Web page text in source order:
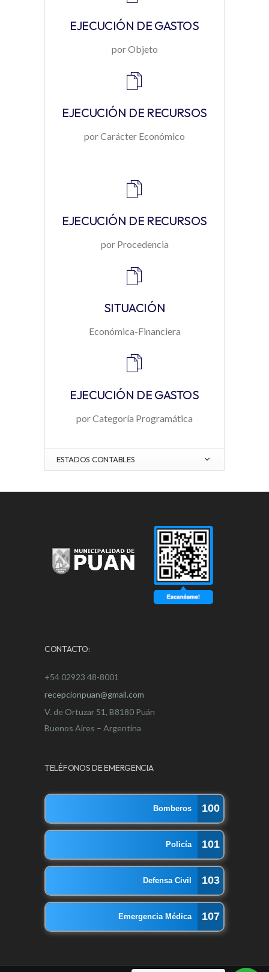
EJECUCIÓN DE GASTOS
por Objeto
EJECUCIÓN DE RECURSOS
por Carácter Económico
EJECUCIÓN DE RECURSOS
por Procedencia
SITUACIÓN
Económica-Financiera
EJECUCIÓN DE GASTOS
por Categoría Programática
ESTADOS CONTABLES
CONTACTO:
+54 02923 48-8001
recepcionpuan@gmail.com
V. de Ortuzar 51, B8180 Puán
Buenos Aires – Argentina
TELÉFONOS DE EMERGENCIA
Bomberos 100
Policía 101
Defensa Civil 103
Emergencia Médica 107